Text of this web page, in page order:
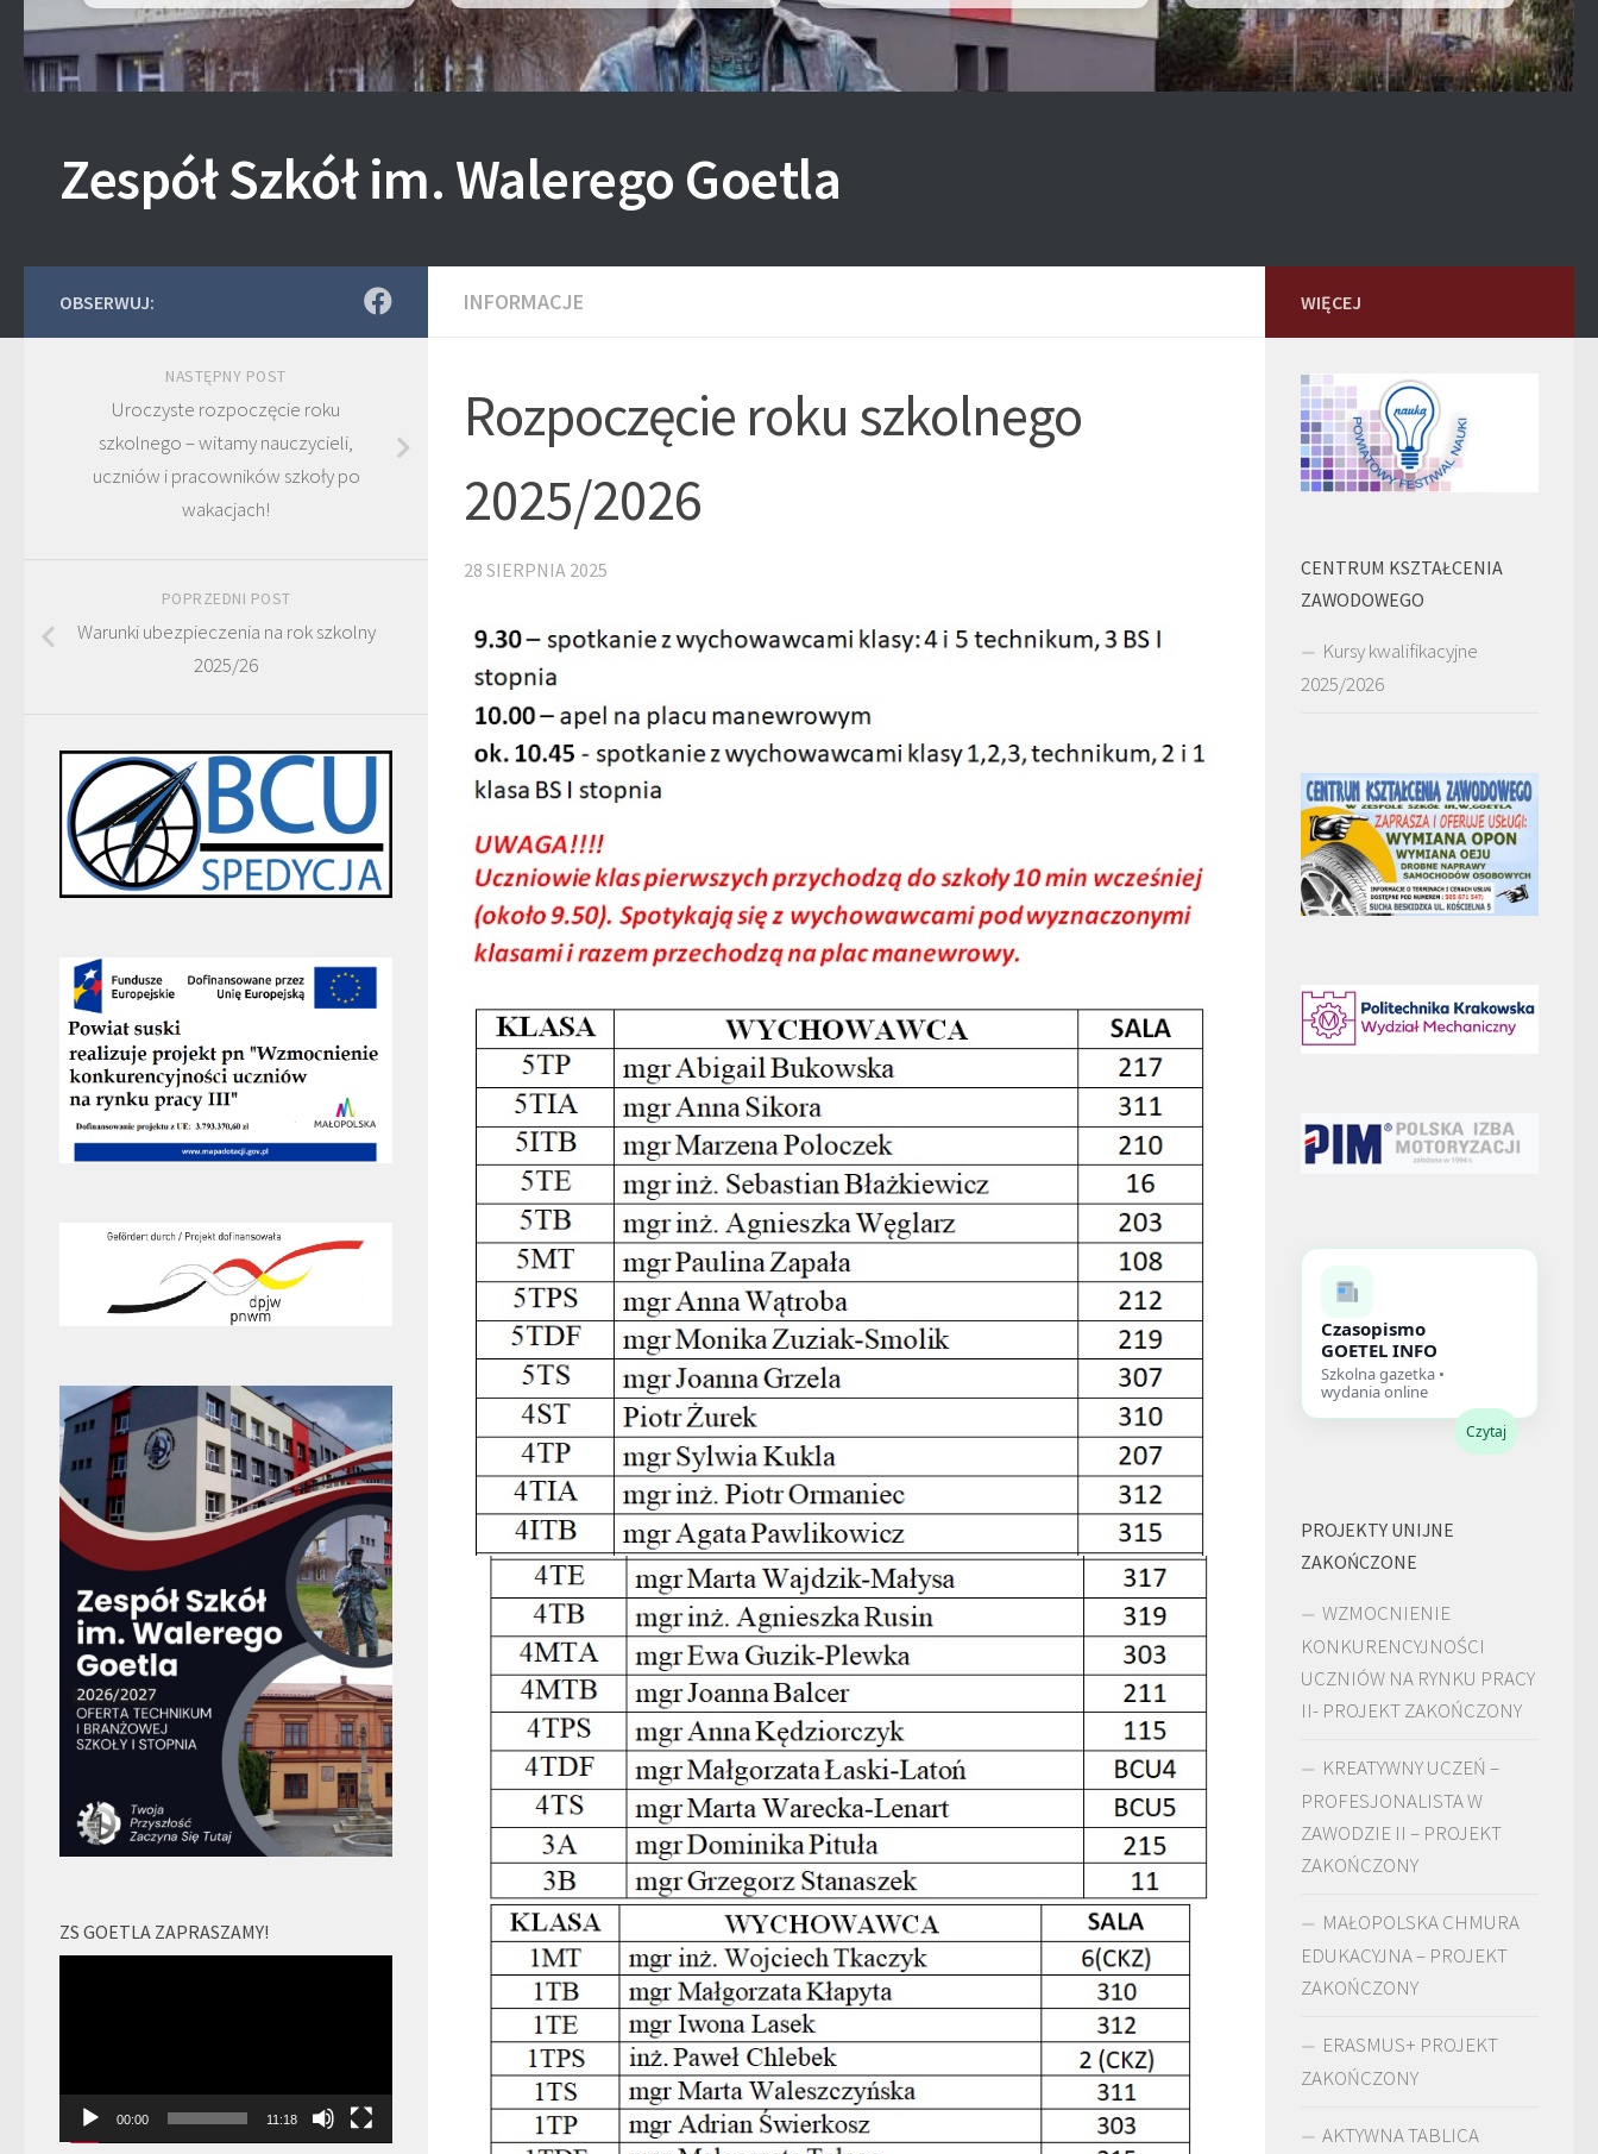
Zespół Szkół im. Walerego Goetla
INFORMACJE
Rozpoczęcie roku szkolnego
2025/2026
28 SIERPNIA 2025
OBSERWUJ:
NASTĘPNY POST
Uroczyste rozpoczęcie roku
szkolnego – witamy nauczycieli,
uczniów i pracowników szkoły po
wakacjach!
POPRZEDNI POST
Warunki ubezpieczenia na rok szkolny
2025/26
ZS GOETLA ZAPRASZAMY!
00:00 11:18
WIĘCEJ
CENTRUM KSZTAŁCENIA
ZAWODOWEGO
Kursy kwalifikacyjne
2025/2026
Czasopismo
GOETEL INFO
Szkolna gazetka •
wydania online
Czytaj
PROJEKTY UNIJNE
ZAKOŃCZONE
WZMOCNIENIE
KONKURENCYJNOŚCI
UCZNIÓW NA RYNKU PRACY
II- PROJEKT ZAKOŃCZONY
KREATYWNY UCZEŃ –
PROFESJONALISTA W
ZAWODZIE II – PROJEKT
ZAKOŃCZONY
MAŁOPOLSKA CHMURA
EDUKACYJNA – PROJEKT
ZAKOŃCZONY
ERASMUS+ PROJEKT
ZAKOŃCZONY
AKTYWNA TABLICA